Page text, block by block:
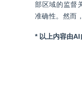
部区域的监督
准确性。然而
* 以上内容由AI